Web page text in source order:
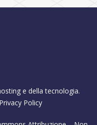
e della tecnologia.
Privacy Policy